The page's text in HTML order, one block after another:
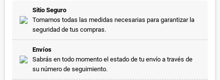
Sitio Seguro
Tomamos todas las medidas necesarias para garantizar la
seguridad de tus compras.
Envíos
Sabrás en todo momento el estado de tu envío a través de
su número de seguimiento.